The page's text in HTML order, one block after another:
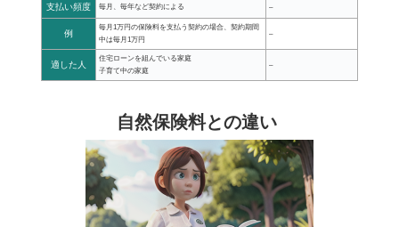
支払い頻度 毎月、毎年など契約による –
例
毎月1万円の保険料を支払う契約の場合、契約期間
中は毎月1万円
–
適した人
住宅ローンを組んでいる家庭
子育て中の家庭
–
自然保険料との違い